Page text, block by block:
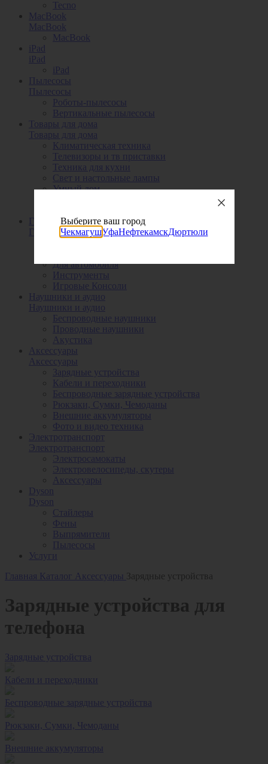
Tecno
MacBook
MacBook
MacBook
iPad
iPad
iPad
Пылесосы
Пылесосы
Роботы-пылесосы
Вертикальные пылесосы
Товары для дома
Товары для дома
Климатическая техника
Телевизоры и тв приставки
Техника для кухни
Свет и настольные лампы
Умный дом
Гаджеты
Гаджеты
Для автомобиля
Инструменты
Игровые Консоли
Наушники и аудио
Наушники и аудио
Беспроводные наушники
Проводные наушники
Акустика
Аксессуары
Аксессуары
Зарядные устройства
Кабели и переходники
Беспроводные зарядные устройства
Рюкзаки, Сумки, Чемоданы
Внешние аккумуляторы
Фото и видео техника
Электротранспорт
Электротранспорт
Электросамокаты
Электровелосипеды, скутеры
Аксессуары
Dyson
Dyson
Стайлеры
Фены
Выпрямители
Пылесосы
Услуги
Главная Каталог Аксессуары Зарядные устройства
Зарядные устройства для
телефона
Зарядные устройства
Кабели и переходники
Беспроводные зарядные устройства
Рюкзаки, Сумки, Чемоданы
Внешние аккумуляторы
Выберите ваш город
ЧекмагушУфаНефтекамскДюртюли